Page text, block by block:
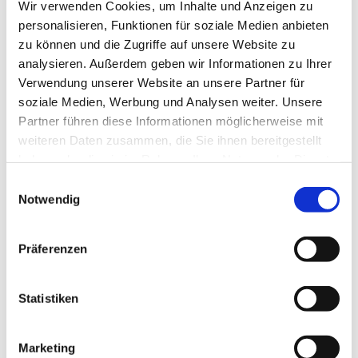
Wir verwenden Cookies, um Inhalte und Anzeigen zu
personalisieren, Funktionen für soziale Medien anbieten
zu können und die Zugriffe auf unsere Website zu
analysieren. Außerdem geben wir Informationen zu Ihrer
Verwendung unserer Website an unsere Partner für
soziale Medien, Werbung und Analysen weiter. Unsere
Partner führen diese Informationen möglicherweise mit
weiteren Daten zusammen, die Sie ihnen bereitgestellt
Notwendig
Präferenzen
Statistiken
Marketing
Energieberatung für mehr
Wohnkomfort
In der Nähe von Dortmund und Bochum unterstützen
wir Sie bei jeder Form der energetischen
stellen sicher, dass Sie von der Planung bis zur
Fertigstellung optimal beraten sind. Dabei führen wir
und KfW-Fördermittel durch.
passgenau.
technische Details und geben klare